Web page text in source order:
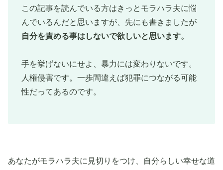
この記事を読んでいる方はきっとモラハラ夫に悩
んでいるんだと思いますが、先にも書きましたが
自分を責める事はしないで欲しいと思います。
手を挙げないにせよ、暴力には変わりないです。
人権侵害です。一歩間違えば犯罪につながる可能
性だってあるのです。
あなたがモラハラ夫に見切りをつけ、自分らしい幸せな道